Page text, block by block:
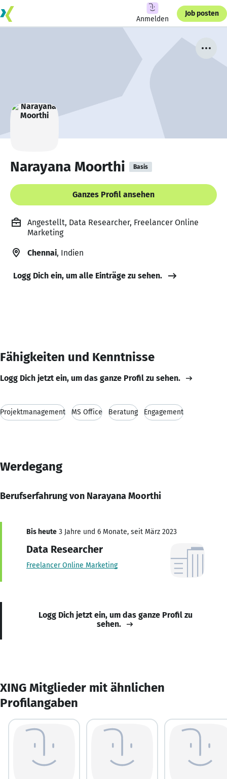
Anmelden
Job posten
Narayana Moorthi Basis
Ganzes Profil ansehen
Angestellt, Data Researcher, Freelancer Online
Marketing
Chennai, Indien
Logg Dich ein, um alle Einträge zu sehen.
Fähigkeiten und Kenntnisse
Logg Dich jetzt ein, um das ganze Profil zu sehen.
Projektmanagement MS Office Beratung Engagement
Werdegang
Berufserfahrung von Narayana Moorthi
Bis heute 3 Jahre und 6 Monate, seit März 2023
Data Researcher
Freelancer Online Marketing
Logg Dich jetzt ein, um das ganze Profil zu
sehen.
XING Mitglieder mit ähnlichen
Profilangaben